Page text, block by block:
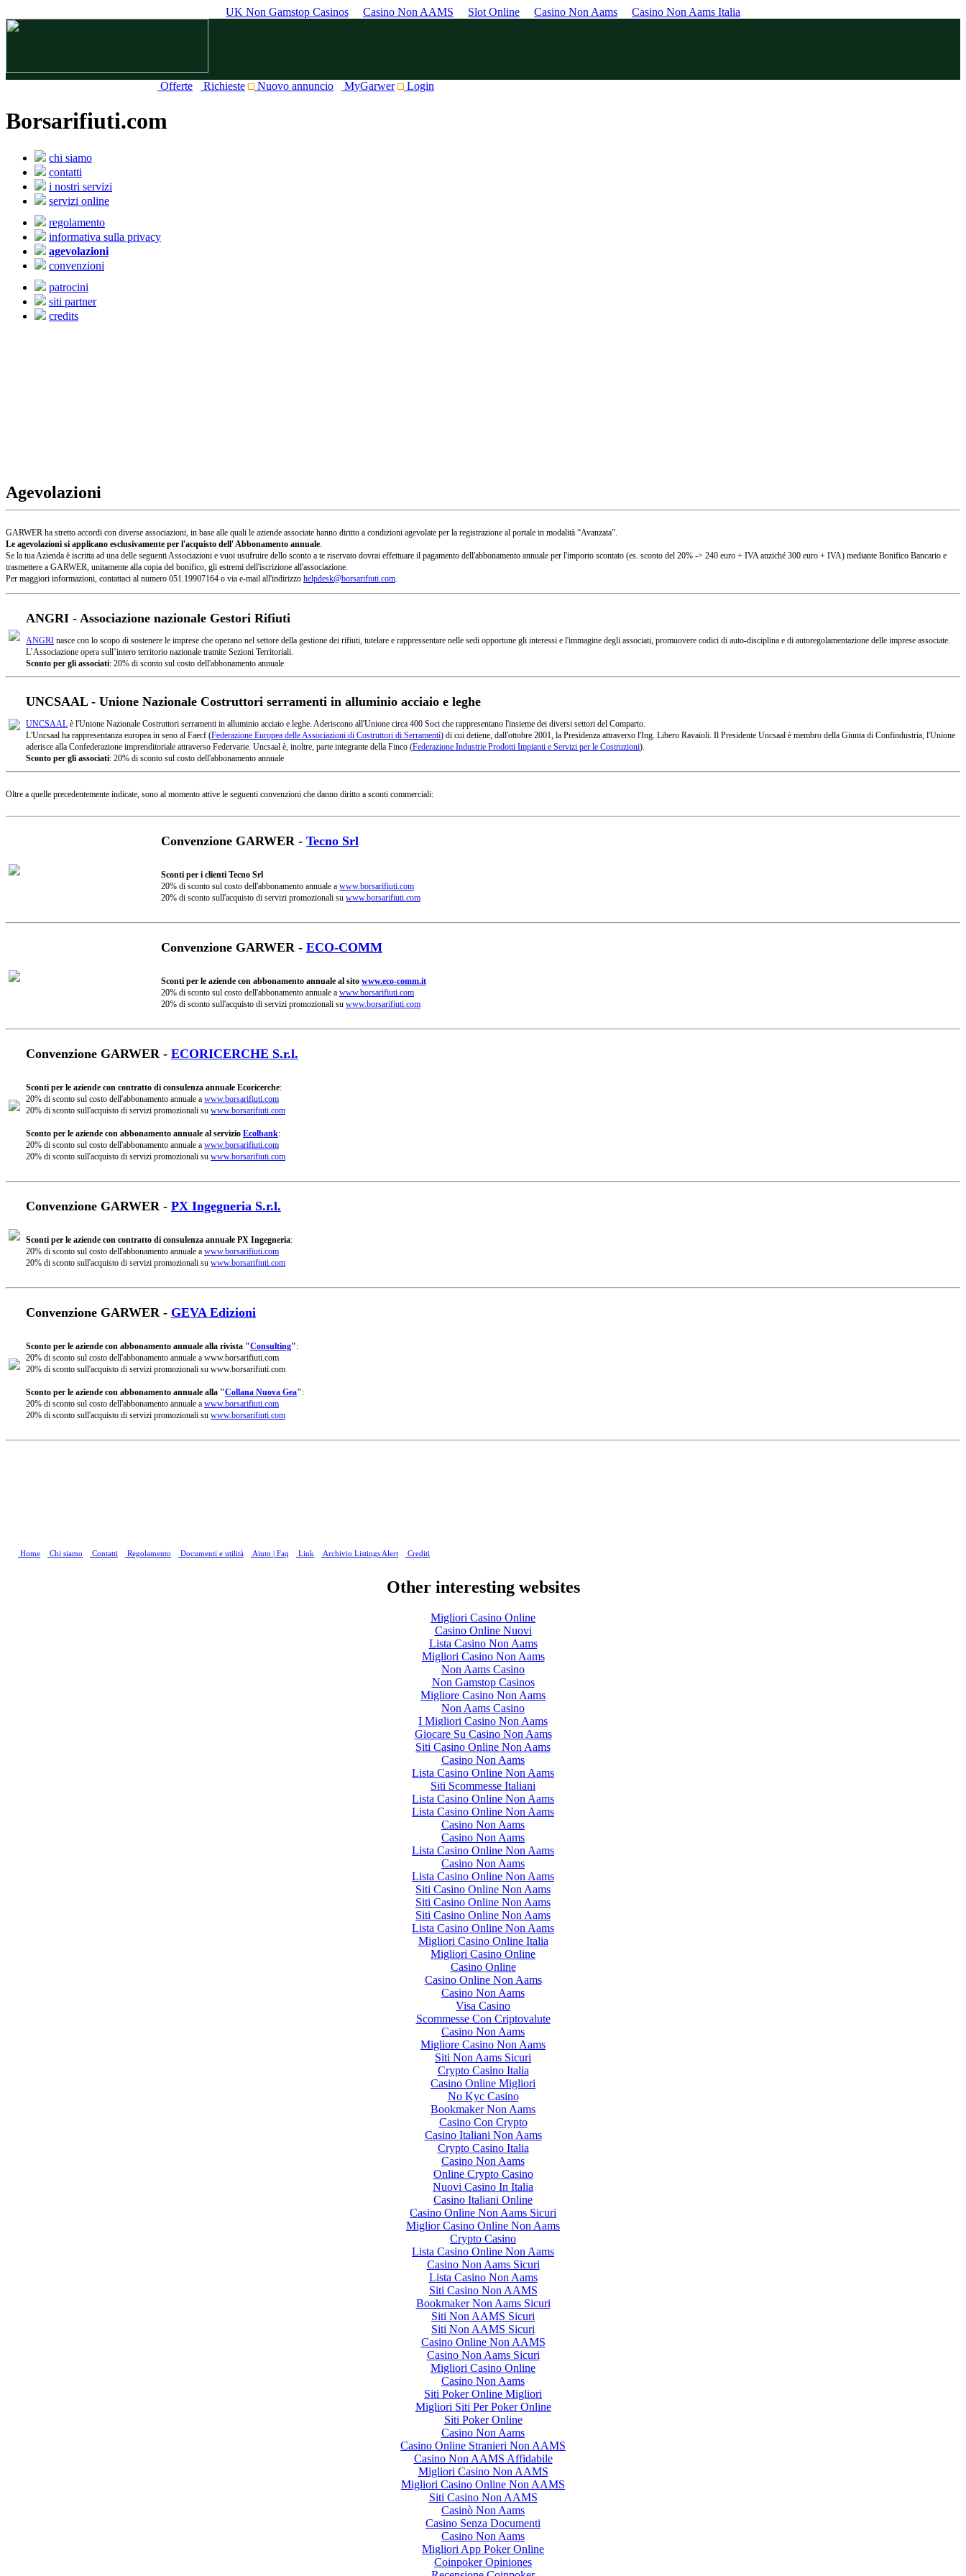
UK Non Gamstop Casinos Casino Non AAMS Slot Online Casino Non Aams Casino Non Aams Italia
Offerte Richieste Nuovo annuncio MyGarwer Login
Borsarifiuti.com
chi siamo
contatti
i nostri servizi
servizi online
regolamento
informativa sulla privacy
agevolazioni
convenzioni
patrocini
siti partner
credits
Agevolazioni
GARWER ha stretto accordi con diverse associazioni, in base alle quali le aziende associate hanno diritto a condizioni agevolate per la registrazione al portale in modalità “Avanzata”.
Le agevolazioni si applicano esclusivamente per l'acquisto dell' Abbonamento annuale.
Se la tua Azienda è iscritta ad una delle seguenti Associazioni e vuoi usufruire dello sconto a te riservato dovrai effettuare il pagamento dell'abbonamento annuale per l'importo scontato (es. sconto del 20% -> 240 euro + IVA anziché 300 euro + IVA) mediante Bonifico Bancario e
trasmettere a GARWER, unitamente alla copia del bonifico, gli estremi dell'iscrizione all'associazione.
Per maggiori informazioni, contattaci al numero 051.19907164 o via e-mail all'indirizzo helpdesk@borsarifiuti.com.
ANGRI - Associazione nazionale Gestori Rifiuti
ANGRI nasce con lo scopo di sostenere le imprese che operano nel settore della gestione dei rifiuti, tutelare e rappressentare nelle sedi opportune gli interessi e l'immagine degli associati, promuovere codici di auto-disciplina e di autoregolamentazione delle imprese associate.
L’Associazione opera sull’intero territorio nazionale tramite Sezioni Territoriali.
Sconto per gli associati: 20% di sconto sul costo dell'abbonamento annuale
UNCSAAL - Unione Nazionale Costruttori serramenti in alluminio acciaio e leghe
UNCSAAL è l'Unione Nazionale Costruttori serramenti in alluminio acciaio e leghe. Aderiscono all'Unione circa 400 Soci che rappresentano l'insieme dei diversi settori del Comparto.
L'Uncsaal ha rappresentanza europea in seno al Faecf (Federazione Europea delle Associazioni di Costruttori di Serramenti) di cui detiene, dall'ottobre 2001, la Presidenza attraverso l'Ing. Libero Ravaioli. Il Presidente Uncsaal è membro della Giunta di Confindustria, l'Unione
aderisce alla Confederazione imprenditoriale attraverso Federvarie. Uncsaal è, inoltre, parte integrante della Finco (Federazione Industrie Prodotti Impianti e Servizi per le Costruzioni).
Sconto per gli associati: 20% di sconto sul costo dell'abbonamento annuale
Oltre a quelle precedentemente indicate, sono al momento attive le seguenti convenzioni che danno diritto a sconti commerciali:
Convenzione GARWER - Tecno Srl
Sconti per i clienti Tecno Srl
20% di sconto sul costo dell'abbonamento annuale a www.borsarifiuti.com
20% di sconto sull'acquisto di servizi promozionali su www.borsarifiuti.com
Convenzione GARWER - ECO-COMM
Sconti per le aziende con abbonamento annuale al sito www.eco-comm.it
20% di sconto sul costo dell'abbonamento annuale a www.borsarifiuti.com
20% di sconto sull'acquisto di servizi promozionali su www.borsarifiuti.com
Convenzione GARWER - ECORICERCHE S.r.l.
Sconti per le aziende con contratto di consulenza annuale Ecoricerche:
20% di sconto sul costo dell'abbonamento annuale a www.borsarifiuti.com
20% di sconto sull'acquisto di servizi promozionali su www.borsarifiuti.com
Sconto per le aziende con abbonamento annuale al servizio Ecolbank:
20% di sconto sul costo dell'abbonamento annuale a www.borsarifiuti.com
20% di sconto sull'acquisto di servizi promozionali su www.borsarifiuti.com
Convenzione GARWER - PX Ingegneria S.r.l.
Sconti per le aziende con contratto di consulenza annuale PX Ingegneria:
20% di sconto sul costo dell'abbonamento annuale a www.borsarifiuti.com
20% di sconto sull'acquisto di servizi promozionali su www.borsarifiuti.com
Convenzione GARWER - GEVA Edizioni
Sconto per le aziende con abbonamento annuale alla rivista "Consulting":
20% di sconto sul costo dell'abbonamento annuale a www.borsarifiuti.com
20% di sconto sull'acquisto di servizi promozionali su www.borsarifiuti.com
Sconto per le aziende con abbonamento annuale alla "Collana Nuova Gea":
20% di sconto sul costo dell'abbonamento annuale a www.borsarifiuti.com
20% di sconto sull'acquisto di servizi promozionali su www.borsarifiuti.com
Home Chi siamo Contatti Regolamento Documenti e utilità Aiuto | Faq Link Archivio Listings Alert Crediti
Other interesting websites
Migliori Casino Online
Casino Online Nuovi
Lista Casino Non Aams
Migliori Casino Non Aams
Non Aams Casino
Non Gamstop Casinos
Migliore Casino Non Aams
Non Aams Casino
I Migliori Casino Non Aams
Giocare Su Casino Non Aams
Siti Casino Online Non Aams
Casino Non Aams
Lista Casino Online Non Aams
Siti Scommesse Italiani
Lista Casino Online Non Aams
Lista Casino Online Non Aams
Casino Non Aams
Casino Non Aams
Lista Casino Online Non Aams
Casino Non Aams
Lista Casino Online Non Aams
Siti Casino Online Non Aams
Siti Casino Online Non Aams
Siti Casino Online Non Aams
Lista Casino Online Non Aams
Migliori Casino Online Italia
Migliori Casino Online
Casino Online
Casino Online Non Aams
Casino Non Aams
Visa Casino
Scommesse Con Criptovalute
Casino Non Aams
Migliore Casino Non Aams
Siti Non Aams Sicuri
Crypto Casino Italia
Casino Online Migliori
No Kyc Casino
Bookmaker Non Aams
Casino Con Crypto
Casino Italiani Non Aams
Crypto Casino Italia
Casino Non Aams
Online Crypto Casino
Nuovi Casino In Italia
Casino Italiani Online
Casino Online Non Aams Sicuri
Miglior Casino Online Non Aams
Crypto Casino
Lista Casino Online Non Aams
Casino Non Aams Sicuri
Lista Casino Non Aams
Siti Casino Non AAMS
Bookmaker Non Aams Sicuri
Siti Non AAMS Sicuri
Siti Non AAMS Sicuri
Casino Online Non AAMS
Casino Non Aams Sicuri
Migliori Casino Online
Casino Non Aams
Siti Poker Online Migliori
Migliori Siti Per Poker Online
Siti Poker Online
Casino Non Aams
Casino Online Stranieri Non AAMS
Casino Non AAMS Affidabile
Migliori Casino Non AAMS
Migliori Casino Online Non AAMS
Siti Casino Non AAMS
Casinò Non Aams
Casino Senza Documenti
Casino Non Aams
Migliori App Poker Online
Coinpoker Opiniones